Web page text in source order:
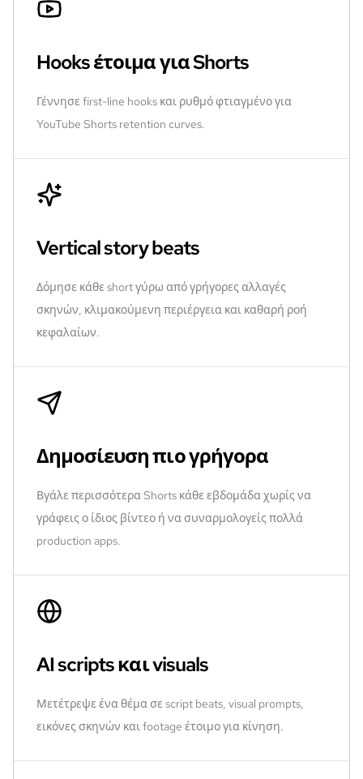
Hooks έτοιμα για Shorts
Γέννησε first-line hooks και ρυθμό φτιαγμένο για
YouTube Shorts retention curves.
Vertical story beats
Δόμησε κάθε short γύρω από γρήγορες αλλαγές
σκηνών, κλιμακούμενη περιέργεια και καθαρή ροή
κεφαλαίων.
Δημοσίευση πιο γρήγορα
Βγάλε περισσότερα Shorts κάθε εβδομάδα χωρίς να
γράφεις ο ίδιος βίντεο ή να συναρμολογείς πολλά
production apps.
AI scripts και visuals
Μετέτρεψε ένα θέμα σε script beats, visual prompts,
εικόνες σκηνών και footage έτοιμο για κίνηση.